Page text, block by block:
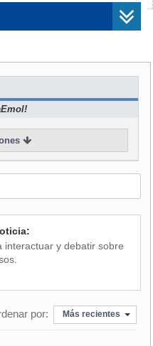
interactuar y debatir sobre
por: Más recientes